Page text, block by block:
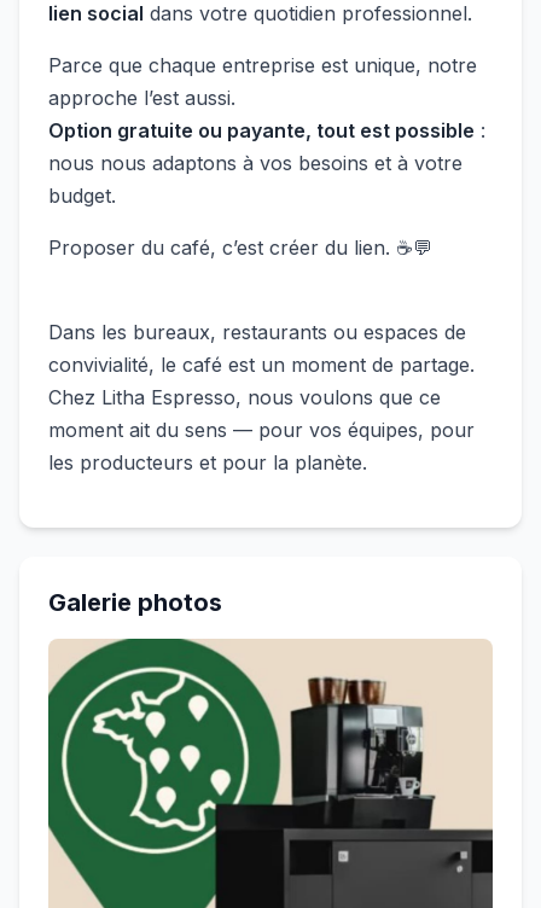
lien social dans votre quotidien professionnel.
Parce que chaque entreprise est unique, notre
approche l’est aussi.
Option gratuite ou payante, tout est possible :
nous nous adaptons à vos besoins et à votre
budget.
Proposer du café, c’est créer du lien. ☕💬
Dans les bureaux, restaurants ou espaces de
convivialité, le café est un moment de partage.
Chez Litha Espresso, nous voulons que ce
moment ait du sens — pour vos équipes, pour
les producteurs et pour la planète.
Galerie photos